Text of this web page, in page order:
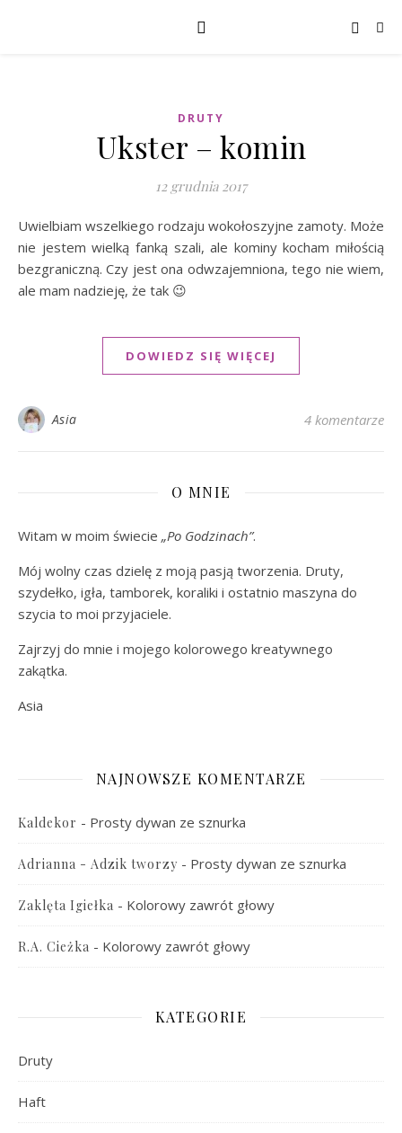
DRUTY
Ukster – komin
12 grudnia 2017
Uwielbiam wszelkiego rodzaju wokołoszyjne zamoty. Może
nie jestem wielką fanką szali, ale kominy kocham miłością
bezgraniczną. Czy jest ona odwzajemniona, tego nie wiem,
ale mam nadzieję, że tak 😉
DOWIEDZ SIĘ WIĘCEJ
Asia 4 komentarze
O MNIE
Witam w moim świecie „Po Godzinach”.
Mój wolny czas dzielę z moją pasją tworzenia. Druty,
szydełko, igła, tamborek, koraliki i ostatnio maszyna do
szycia to moi przyjaciele.
Zajrzyj do mnie i mojego kolorowego kreatywnego
zakątka.
Asia
NAJNOWSZE KOMENTARZE
Kaldekor - Prosty dywan ze sznurka
Adrianna - Adzik tworzy - Prosty dywan ze sznurka
Zaklęta Igiełka - Kolorowy zawrót głowy
R.A. Cieżka - Kolorowy zawrót głowy
KATEGORIE
Druty
Haft